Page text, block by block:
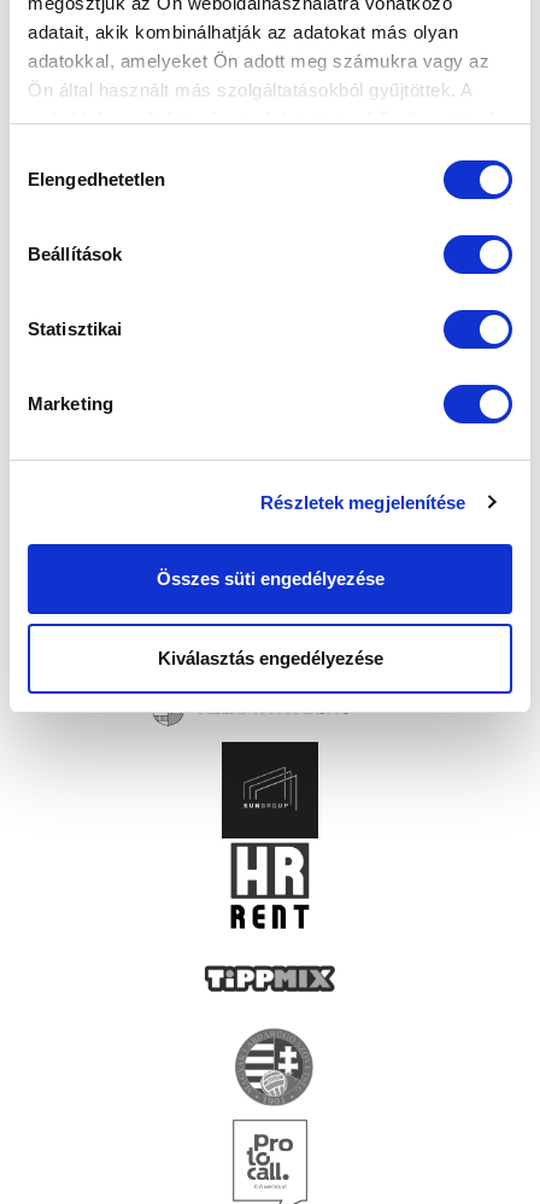
adatait, akik kombinálhatják az adatokat más olyan
adatokkal, amelyeket Ön adott meg számukra vagy az
Ön által használt más szolgáltatásokból gyűjtöttek. A
weboldalon való böngészés folytatásával Ön hozzájárul a
kiválasztása
Elengedhetetlen
Beállítások
Statisztikai
Marketing
Részletek megjelenítése
Összes süti engedélyezése
Kiválasztás engedélyezése
SZPONZOROK